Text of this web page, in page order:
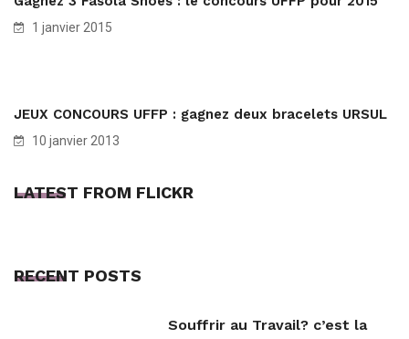
1 janvier 2015
JEUX CONCOURS UFFP : gagnez deux bracelets URSUL
10 janvier 2013
LATEST FROM FLICKR
RECENT POSTS
Souffrir au Travail? c’est la